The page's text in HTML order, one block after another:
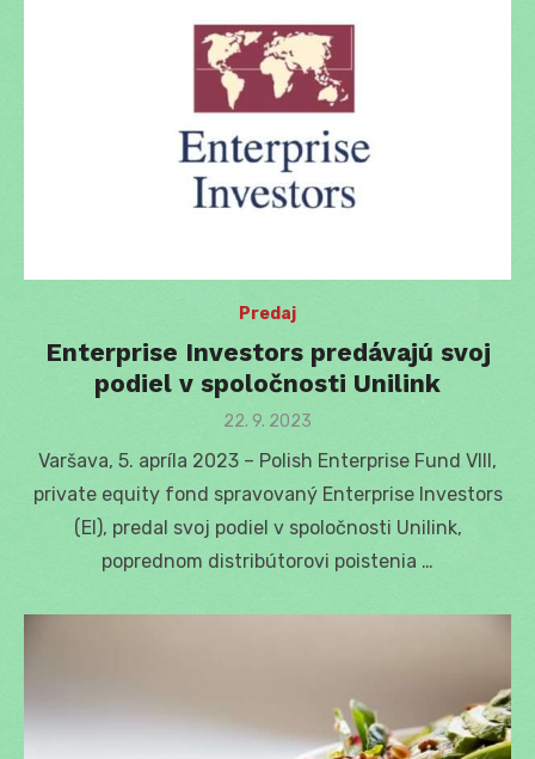
Predaj
Enterprise Investors predávajú svoj
podiel v spoločnosti Unilink
Posted
22. 9. 2023
Varšava, 5. apríla 2023 – Polish Enterprise Fund VIII,
private equity fond spravovaný Enterprise Investors
(EI), predal svoj podiel v spoločnosti Unilink,
poprednom distribútorovi poistenia …